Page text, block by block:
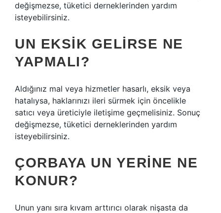
değişmezse, tüketici derneklerinden yardım
isteyebilirsiniz.
UN EKSIK GELIRSE NE
YAPMALI?
Aldığınız mal veya hizmetler hasarlı, eksik veya
hatalıysa, haklarınızı ileri sürmek için öncelikle
satıcı veya üreticiyle iletişime geçmelisiniz. Sonuç
değişmezse, tüketici derneklerinden yardım
isteyebilirsiniz.
ÇORBAYA UN YERINE NE
KONUR?
Unun yanı sıra kıvam arttırıcı olarak nişasta da